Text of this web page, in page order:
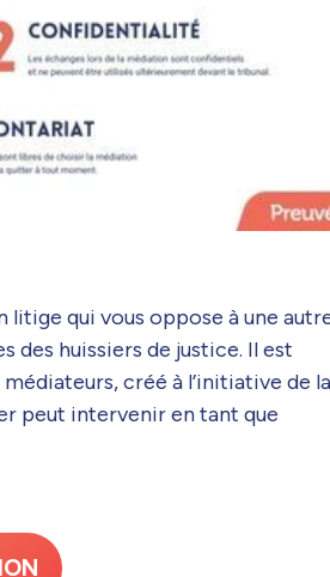
qui vous oppose à une
des huissiers de justice. Il est
créé à l’initiative de la
peut intervenir en tant que